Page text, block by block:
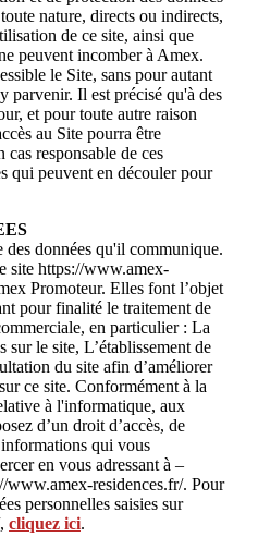
nature, directs ou indirects,
de ce site, ainsi que
peuvent incomber à Amex.
le Site, sans pour autant
parvenir. Il est précisé qu'à des
et pour toute autre raison
au Site pourra être
responsable de ces
qui peuvent en découler pour
données qu'il communique.
site https://www.amex-
Promoteur. Elles font l’objet
pour finalité le traitement de
en particulier : La
sur le site, L’établissement de
du site afin d’améliorer
ce site. Conformément à la
à l'informatique, aux
d’un droit d’accès, de
qui vous
en vous adressant à –
www.amex-residences.fr/. Pour
personnelles saisies sur
cliquez ici.